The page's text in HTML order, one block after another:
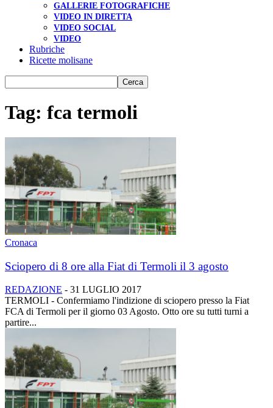
GALLERIE FOTOGRAFICHE
VIDEO IN DIRETTA
VIDEO SOCIAL
VIDEO
Rubriche
Ricette molisane
Tag: fca termoli
Cronaca
Sciopero di 8 ore alla Fiat di Termoli il 3 agosto
REDAZIONE - 31 LUGLIO 2017
TERMOLI - Confermiamo l'indizione di sciopero presso la Fiat
FCA di Termoli per il giorno 03 Agosto. Otto ore su tutti turni a
partire...